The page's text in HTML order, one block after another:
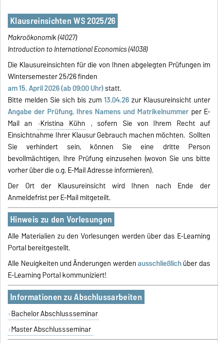
Klausreinsichten WS 2025/26
Makroökonomik (41027)
Introduction to International Economics(41038)
Die Klausureinsichten für die von Ihnen abgelegten Prüfungen im
Wintersemester 25/26 finden
am 15. April 2026 (ab 09:00 Uhr)statt.
Bitte melden Sie sich bis zum 13.04.26zur Klausureinsicht unter
Angabe der Prüfung, Ihres Namens und Matrikelnummer per E-
Mail an
Kristina Kühn , sofern Sie von Ihrem Recht auf
Einsichtnahme Ihrer Klausur Gebrauch machen möchten. Sollten
Sie verhindert sein, können Sie eine dritte Person
bevollmächtigen, Ihre Prüfung einzusehen (wovon Sie uns bitte
vorher über die o.g. E-Mail Adresse informieren).
Der Ort der Klausureinsicht wird Ihnen nach Ende der
Anmeldefrist per E-Mail mitgeteilt.
Hinweis zu den Vorlesungen
Alle Materialien zu den Vorlesungen werden über das E-Learning
Portal bereitgestellt.
Alle Neuigkeiten und Änderungen werdenausschließlichüber das
E-Learning Portal kommuniziert!
Informationen zu Abschlussarbeiten
Bachelor Abschlussseminar
Master Abschlussseminar